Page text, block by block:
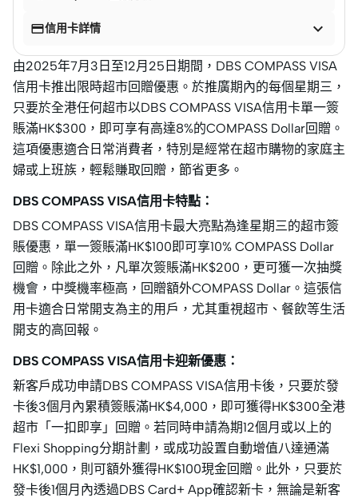
信用卡詳情 
由2025年7月3日至12月25日期間，DBS COMPASS VISA
信用卡推出限時超市回贈優惠。於推廣期內的每個星期三，
只要於全港任何超市以DBS COMPASS VISA信用卡單一簽
賬滿HK$300，即可享有高達8%的COMPASS Dollar回贈。
這項優惠適合日常消費者，特別是經常在超市購物的家庭主
婦或上班族，輕鬆賺取回贈，節省更多。
DBS COMPASS VISA信用卡特點：
DBS COMPASS VISA信用卡最大亮點為逢星期三的超市簽
賬優惠，單一簽賬滿HK$100即可享10% COMPASS Dollar
回贈。除此之外，凡單次簽賬滿HK$200，更可獲一次抽獎
機會，中獎機率極高，回贈額外COMPASS Dollar。這張信
用卡適合日常開支為主的用戶，尤其重視超市、餐飲等生活
開支的高回報。
DBS COMPASS VISA信用卡迎新優惠：
新客戶成功申請DBS COMPASS VISA信用卡後，只要於發
卡後3個月內累積簽賬滿HK$4,000，即可獲得HK$300全港
超市「一扣即享」回贈。若同時申請為期12個月或以上的
Flexi Shopping分期計劃，或成功設置自動增值八達通滿
HK$1,000，則可額外獲得HK$100現金回贈。此外，只要於
發卡後1個月內透過DBS Card+ App確認新卡，無論是新客